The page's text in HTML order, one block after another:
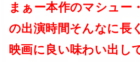
まぁー本作のマシュー
の出演時間そんなに長
映画に良い味わい出し